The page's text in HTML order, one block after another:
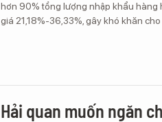
hơn 90% tổng lượng nhập khẩu hàng
giá 21,18%-36,33%, gây khó khăn
Hải quan muốn ngăn